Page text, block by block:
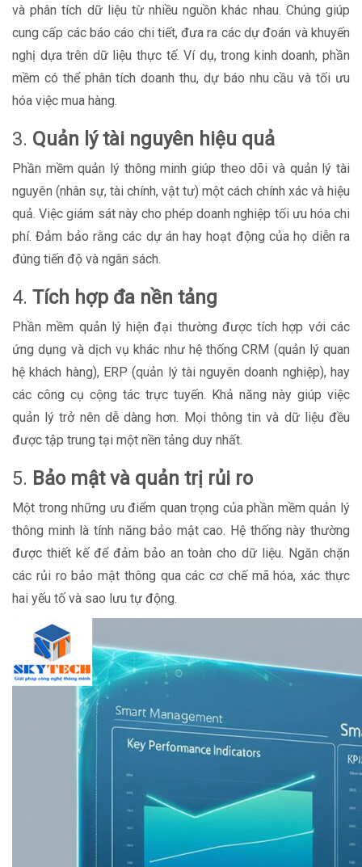
và phân tích dữ liệu từ nhiều nguồn khác nhau. Chúng giúp
cung cấp các báo cáo chi tiết, đưa ra các dự đoán và khuyến
nghị dựa trên dữ liệu thực tế. Ví dụ, trong kinh doanh, phần
mềm có thể phân tích doanh thu, dự báo nhu cầu và tối ưu
hóa việc mua hàng.
3. Quản lý tài nguyên hiệu quả
Phần mềm quản lý thông minh giúp theo dõi và quản lý tài
nguyên (nhân sự, tài chính, vật tư) một cách chính xác và hiệu
quả. Việc giám sát này cho phép doanh nghiệp tối ưu hóa chi
phí. Đảm bảo rằng các dự án hay hoạt động của họ diễn ra
đúng tiến độ và ngân sách.
4. Tích hợp đa nền tảng
Phần mềm quản lý hiện đại thường được tích hợp với các
ứng dụng và dịch vụ khác như hệ thống CRM (quản lý quan
hệ khách hàng), ERP (quản lý tài nguyên doanh nghiệp), hay
các công cụ cộng tác trực tuyến. Khả năng này giúp việc
quản lý trở nên dễ dàng hơn. Mọi thông tin và dữ liệu đều
được tập trung tại một nền tảng duy nhất.
5. Bảo mật và quản trị rủi ro
Một trong những ưu điểm quan trọng của phần mềm quản lý
thông minh là tính năng bảo mật cao. Hệ thống này thường
được thiết kế để đảm bảo an toàn cho dữ liệu. Ngăn chặn
các rủi ro bảo mật thông qua các cơ chế mã hóa, xác thực
hai yếu tố và sao lưu tự động.